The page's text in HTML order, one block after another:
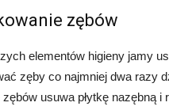
zębów
elementów higieny jamy
zęby co najmniej dwa razy
usuwa płytkę nazębną